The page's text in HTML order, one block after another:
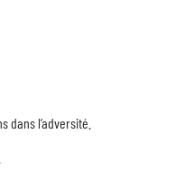
l’adversité.